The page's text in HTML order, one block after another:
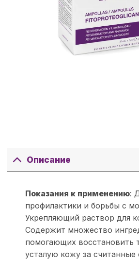
Описание
Показания к применению:
профилактики и борьбы с
Укрепляющий раствор для
Содержит множество
помогающих восстановить
усталую кожу за считанные